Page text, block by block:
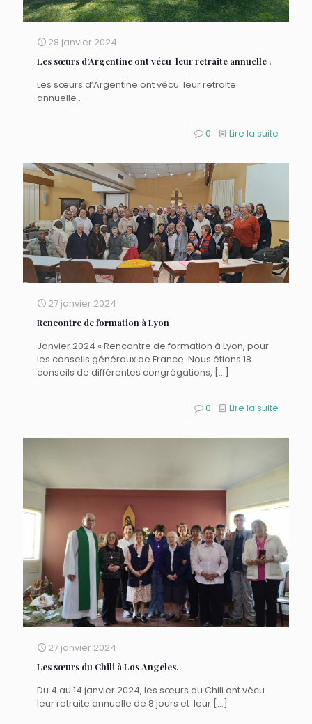
28 janvier 2024
Les sœurs d’Argentine ont vécu leur retraite annuelle .
Les sœurs d’Argentine ont vécu leur retraite
annuelle .
0 Lire la suite
27 janvier 2024
Rencontre de formation à Lyon
Janvier 2024 « Rencontre de formation à Lyon, pour
les conseils généraux de France. Nous étions 18
conseils de différentes congrégations, […]
0 Lire la suite
27 janvier 2024
Les sœurs du Chili à Los Angeles.
Du 4 au 14 janvier 2024, les sœurs du Chili ont vécu
leur retraite annuelle de 8 jours et leur […]